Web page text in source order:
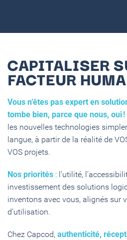
CAPITALISER
FACTEUR
Vous n’êtes pas expert en
tombe bien, parce que nous, oui !
les nouvelles technologies
langue, à partir de la réalité de
VOS projets.
Nos priorités : l’utilité,
investissement des solutions
inventons avec vous, alignés sur
d’utilisation.
Chez Capcod, authenticité,